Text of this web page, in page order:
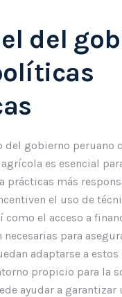
del
del gobierno peruano
es esencial
prácticas más
el uso de
como el acceso a
para
adaptarse a estos
propicio para la
ayudar a garantizar